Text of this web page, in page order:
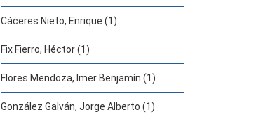
Cáceres Nieto, Enrique (1)
Fix Fierro, Héctor (1)
Flores Mendoza, Imer Benjamín (1)
González Galván, Jorge Alberto (1)